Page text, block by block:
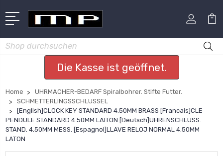
Suchen
Die Kasse ist geöffnet.
Home
UHRMACHER-BEDARF Spiralbohrer. Stifte Futter.
SCHMETTERLINGSSCHLUSSEL
[English]CLOCK KEY STANDARD 4.50MM BRASS [Francais]CLE
PENDULE STANDARD 4.50MM LAITON [Deutsch]UHRENSCHLUSS.
STAND. 4.50MM MESS. [Espagnol]LLAVE RELOJ NORMAL 4.50MM
LATON